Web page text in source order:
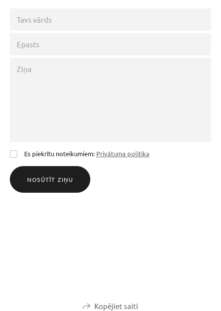
Es piekrītu noteikumiem: Privātuma politika
NOSŪTĪT ZIŅU
Kopējiet saiti